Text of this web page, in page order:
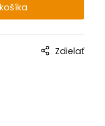
Zdielať